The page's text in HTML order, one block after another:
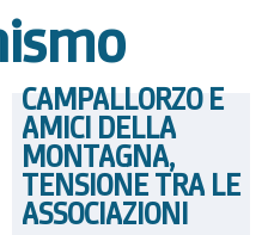
CAMPALLORZO E
AMICI DELLA
MONTAGNA,
TENSIONE TRA LE
ASSOCIAZIONI